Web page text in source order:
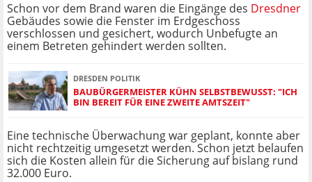
Schon vor dem Brand waren die Eingänge des Dresdner
Gebäudes sowie die Fenster im Erdgeschoss
verschlossen und gesichert, wodurch Unbefugte an
einem Betreten gehindert werden sollten.
DRESDEN POLITIK
BAUBÜRGERMEISTER KÜHN SELBSTBEWUSST: "ICH
BIN BEREIT FÜR EINE ZWEITE AMTSZEIT"
Eine technische Überwachung war geplant, konnte aber
nicht rechtzeitig umgesetzt werden. Schon jetzt belaufen
sich die Kosten allein für die Sicherung auf bislang rund
32.000 Euro.